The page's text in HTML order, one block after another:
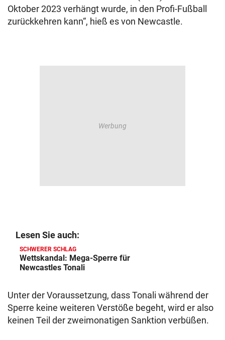
Oktober 2023 verhängt wurde, in den Profi-Fußball
zurückkehren kann“, hieß es von Newcastle.
Lesen Sie auch:
SCHWERER SCHLAG
Wettskandal: Mega-Sperre für
Newcastles Tonali
Unter der Voraussetzung, dass Tonali während der
Sperre keine weiteren Verstöße begeht, wird er also
keinen Teil der zweimonatigen Sanktion verbüßen.